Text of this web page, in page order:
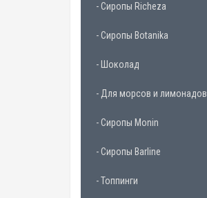
- Сиропы Richeza
- Сиропы Botanika
- Шоколад
- Для морсов и лимонадов
- Сиропы Monin
- Сиропы Barline
- Топпинги